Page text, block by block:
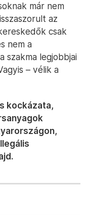
már nem
az
csak
nem a
szakma legjobbjai
– vélik a
kockázata,